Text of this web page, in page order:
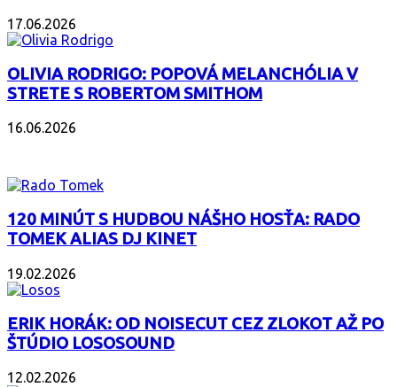
17.06.2026
OLIVIA RODRIGO: POPOVÁ MELANCHÓLIA V
STRETE S ROBERTOM SMITHOM
16.06.2026
120 MINÚT S HUDBOU NÁŠHO HOSŤA: RADO
TOMEK ALIAS DJ KINET
19.02.2026
ERIK HORÁK: OD NOISECUT CEZ ZLOKOT AŽ PO
ŠTÚDIO LOSOSOUND
12.02.2026